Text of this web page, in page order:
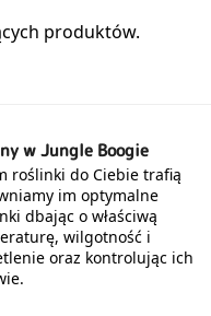
w Jungle Boogie
roślinki do Ciebie trafią
im optymalne
dbając o właściwą
wilgotność i
oraz kontrolując ich